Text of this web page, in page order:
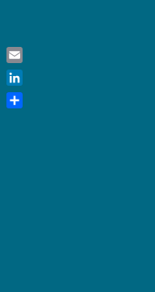
content
Email
LinkedIn